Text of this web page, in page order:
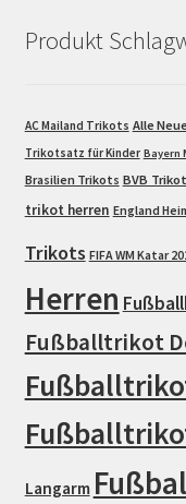
Produkt
AC Mailand Trikots Alle
Trikotsatz für Kinder Bayern
Brasilien Trikots BVB
trikot herren England
Trikots FIFA WM Katar
Herren
Fußballtrikot
Langarm